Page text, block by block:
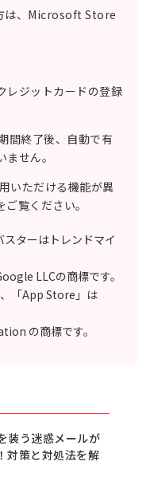
は、Microsoft Store
レジットカードの登録
間終了後、自動で有
せん。
いただける機能が異
ご覧ください。
ターはトレンドマイ
LLCの商標です。
、「App Store」は
の商標です。
装う迷惑メールが
対策と対処法を解